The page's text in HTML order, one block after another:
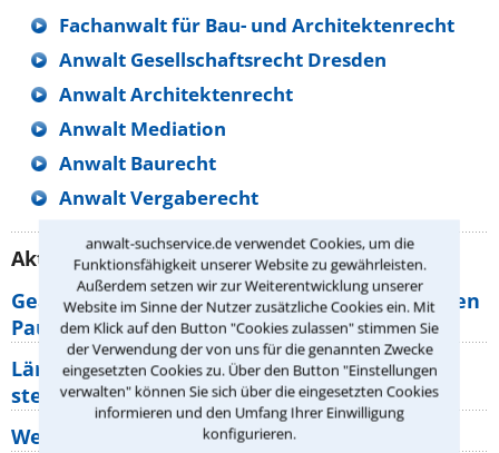
anwalt-suchservice.de verwendet Cookies, um die
Funktionsfähigkeit unserer Website zu gewährleisten.
Außerdem setzen wir zur Weiterentwicklung unserer
Website im Sinne der Nutzer zusätzliche Cookies ein. Mit
dem Klick auf den Button "Cookies zulassen" stimmen Sie
der Verwendung der von uns für die genannten Zwecke
eingesetzten Cookies zu. Über den Button "Einstellungen
verwalten" können Sie sich über die eingesetzten Cookies
informieren und den Umfang Ihrer Einwilligung
konfigurieren.
Fachanwalt für Bau- und Architektenrecht
Anwalt Gesellschaftsrecht Dresden
Anwalt Architektenrecht
Anwalt Mediation
Anwalt Baurecht
Anwalt Vergaberecht
Aktuelle Rechtstipps unserer Redaktion
Geänderte Abflugzeiten: Welche Rechte haben
Pauschalurlauber?
Lärm von den Nachbarn: Welche Rechte
stehen mir zu?
Wer muss Zweitwohnungssteuer zahlen?